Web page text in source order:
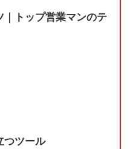
トップ営業マンのテ
つツール